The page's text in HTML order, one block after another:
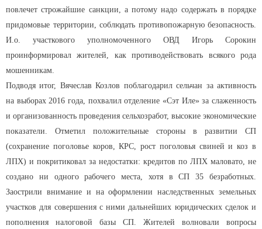
повлечет строжайшие санкции, а потому надо содержать в порядке
придомовые территории, соблюдать противопожарную безопасность.
И.о. участкового уполномоченного ОВД Игорь Сорокин
проинформировал жителей, как противодействовать всякого рода
мошенникам.
Подводя итог, Вячеслав Козлов поблагодарил сельчан за активность
на выборах 2016 года, похвалил отделение «Сэт Иле» за слаженность
и организованность проведения сельхозработ, высокие экономические
показатели. Отметил положительные стороны в развитии СП
(сохранение поголовье коров, КРС, рост поголовья свиней и коз в
ЛПХ) и покритиковал за недостатки: кредитов по ЛПХ маловато, не
создано ни одного рабочего места, хотя в СП 35 безработных.
Заострили внимание и на оформлении наследственных земельных
участков для совершения с ними дальнейших юридических сделок и
пополнения налоговой базы СП. Жителей волновали вопросы